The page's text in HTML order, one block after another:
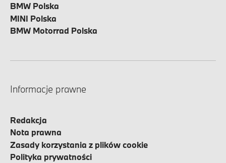
BMW Polska
MINI Polska
BMW Motorrad Polska
Informacje prawne
Redakcja
Nota prawna
Zasady korzystania z plików cookie
Polityka prywatności